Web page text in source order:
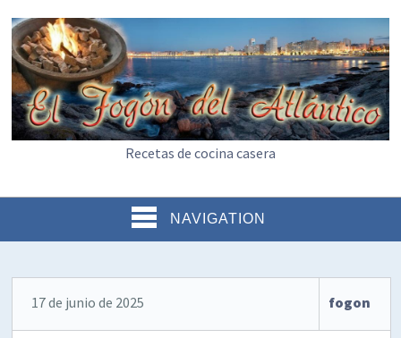
Recetas de cocina casera
NAVIGATION
17 de junio de 2025 fogon